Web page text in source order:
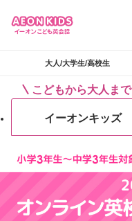
大人/大学生/高校生
こどもから大人まで
イーオンキッズ